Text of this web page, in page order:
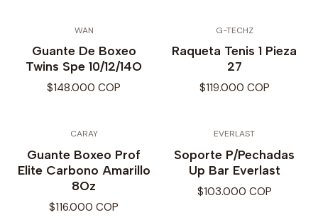
WAN
Guante De Boxeo
Twins Spe 10/12/14O
$148.000 COP
G-TECHZ
Raqueta Tenis 1 Pieza
27
$119.000 COP
CARAY
Guante Boxeo Prof
Elite Carbono Amarillo
8Oz
$116.000 COP
EVERLAST
Soporte P/Pechadas
Up Bar Everlast
$103.000 COP